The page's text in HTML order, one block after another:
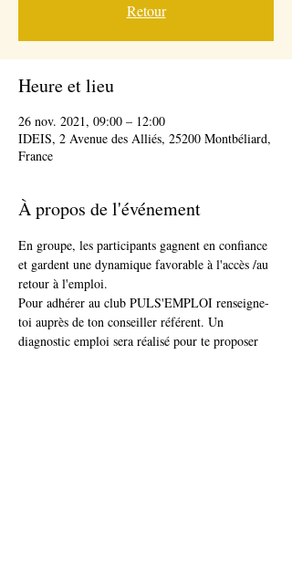
Retour
Heure et lieu
26 nov. 2021, 09:00 – 12:00
IDEIS, 2 Avenue des Alliés, 25200 Montbéliard,
France
À propos de l'événement
En groupe, les participants gagnent en confiance
et gardent une dynamique favorable à l'accès /au
retour à l'emploi.
Pour adhérer au club PULS'EMPLOI renseigne-
toi auprès de ton conseiller référent. Un
diagnostic emploi sera réalisé pour te proposer